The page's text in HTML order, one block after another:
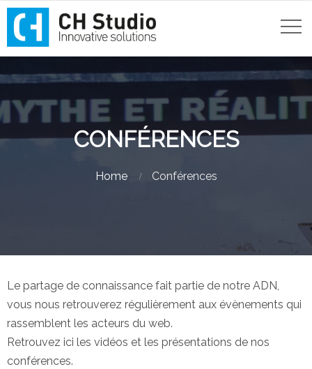
CONFÉRENCES
Home Conférences
Le partage de connaissance fait partie de notre ADN,
vous nous retrouverez régulièrement aux évènements qui
rassemblent les acteurs du web.
Retrouvez ici les vidéos et les présentations de nos
conférences.